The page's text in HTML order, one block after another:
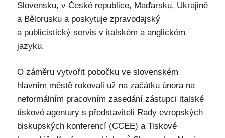
Slovensku, v České republice, Maďarsku, Ukrajině
a Bělorusku a poskytuje zpravodajský
a publicistický servis v italském a anglickém
jazyku.
O záměru vytvořit pobočku ve slovenském
hlavním městě rokovali už na začátku února na
neformálním pracovním zasedání zástupci italské
tiskové agentury s představiteli Rady evropských
biskupských konferencí (CCEE) a Tiskové